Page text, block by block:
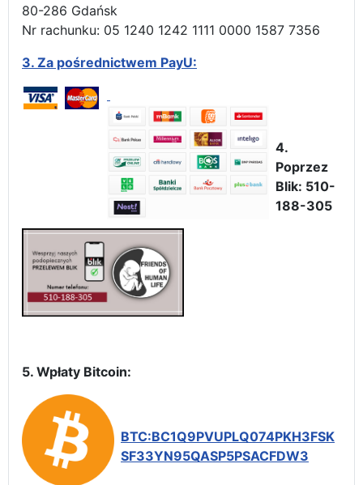
80-286 Gdańsk
Nr rachunku: 05 1240 1242 1111 0000 1587 7356
3. Za pośrednictwem PayU:
4.
Poprzez
Blik: 510-
188-305
5. Wpłaty Bitcoin:
BTC:BC1Q9PVUPLQ074PKH3FSK
SF33YN95QASP5PSACFDW3